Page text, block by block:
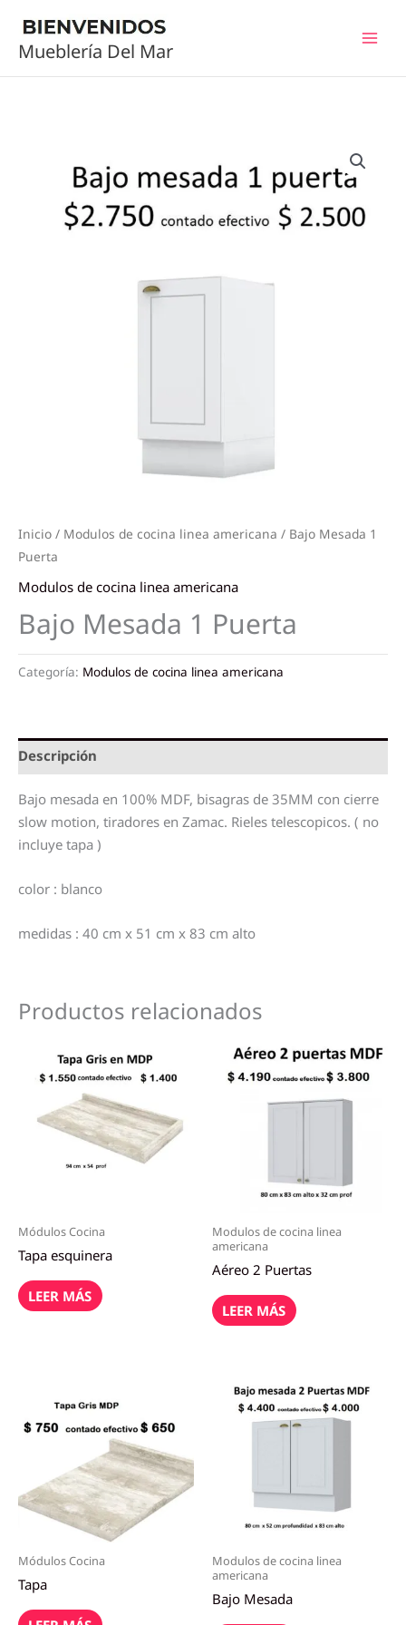
contenido
Mueblería Del Mar
Inicio / Modulos de cocina linea americana / Bajo Mesada 1
Puerta
Modulos de cocina linea americana
Bajo Mesada 1 Puerta
Categoría: Modulos de cocina linea americana
Descripción
Bajo mesada en 100% MDF, bisagras de 35MM con cierre
slow motion, tiradores en Zamac. Rieles telescopicos. ( no
incluye tapa )
color : blanco
medidas : 40 cm x 51 cm x 83 cm alto
Productos relacionados
Módulos Cocina
Tapa esquinera
LEER MÁS
Modulos de cocina linea
americana
Aéreo 2 Puertas
LEER MÁS
Módulos Cocina
Tapa
Modulos de cocina linea
americana
Bajo Mesada